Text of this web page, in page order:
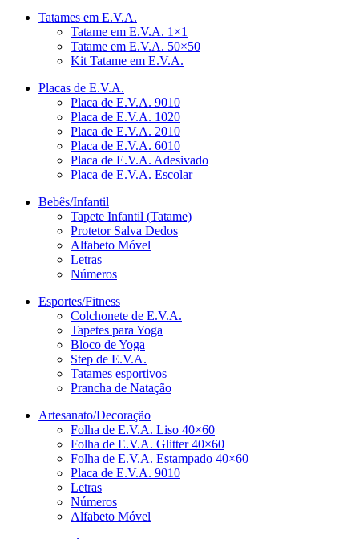
Tatames em E.V.A.
Tatame em E.V.A. 1×1
Tatame em E.V.A. 50×50
Kit Tatame em E.V.A.
Placas de E.V.A.
Placa de E.V.A. 9010
Placa de E.V.A. 1020
Placa de E.V.A. 2010
Placa de E.V.A. 6010
Placa de E.V.A. Adesivado
Placa de E.V.A. Escolar
Bebês/Infantil
Tapete Infantil (Tatame)
Protetor Salva Dedos
Alfabeto Móvel
Letras
Números
Esportes/Fitness
Colchonete de E.V.A.
Tapetes para Yoga
Bloco de Yoga
Step de E.V.A.
Tatames esportivos
Prancha de Natação
Artesanato/Decoração
Folha de E.V.A. Liso 40×60
Folha de E.V.A. Glitter 40×60
Folha de E.V.A. Estampado 40×60
Placa de E.V.A. 9010
Letras
Números
Alfabeto Móvel